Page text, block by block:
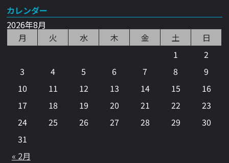
カレンダー
2026年8月
月
火 水 木 金 土 日
« 2月
1
2
3
4 5 6 7 8
9
10
11 12 13 14 15
16
17
18 19 20 21 22
23
24
25 26 27 28 29
30
31